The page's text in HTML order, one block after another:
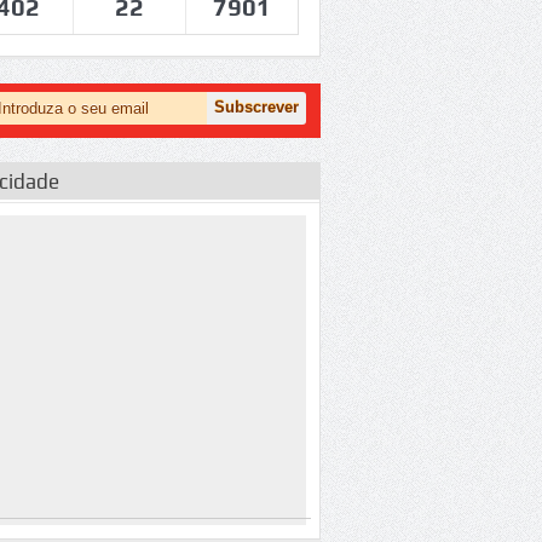
22 7901